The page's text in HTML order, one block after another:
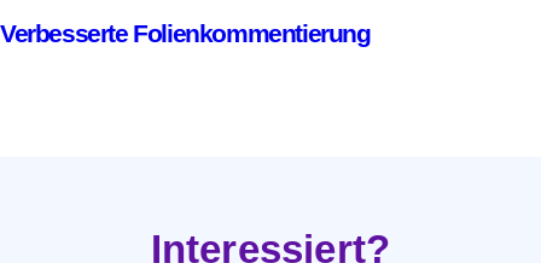
Verbesserte Folienkommentierung
Interessiert?